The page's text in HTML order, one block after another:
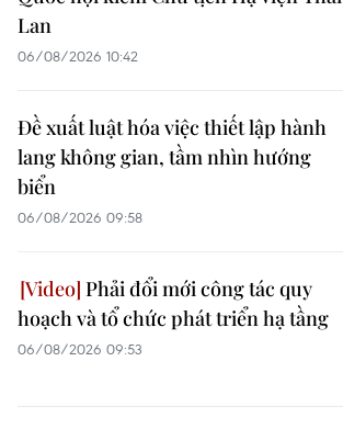
Lan
06/08/2026 10:42
Đề xuất luật hóa việc thiết lập hành
lang không gian, tầm nhìn hướng
biển
06/08/2026 09:58
Phải đổi mới công tác quy
hoạch và tổ chức phát triển hạ tầng
06/08/2026 09:53